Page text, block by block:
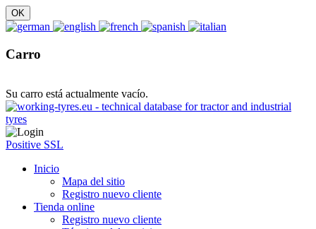
Carro
Su carro está actualmente vacío.
Positive SSL
Inicio
Mapa del sitio
Registro nuevo cliente
Tienda online
Registro nuevo cliente